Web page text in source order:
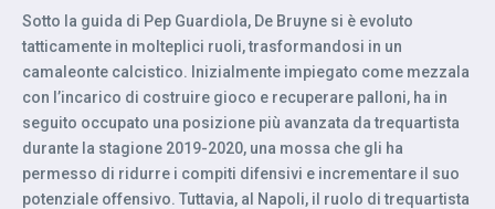
Sotto la guida di Pep Guardiola, De Bruyne si è evoluto
tatticamente in molteplici ruoli, trasformandosi in un
camaleonte calcistico. Inizialmente impiegato come mezzala
con l’incarico di costruire gioco e recuperare palloni, ha in
seguito occupato una posizione più avanzata da trequartista
durante la stagione 2019-2020, una mossa che gli ha
permesso di ridurre i compiti difensivi e incrementare il suo
potenziale offensivo. Tuttavia, al Napoli, il ruolo di trequartista